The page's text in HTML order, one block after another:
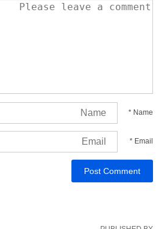
Name
*
Email
*